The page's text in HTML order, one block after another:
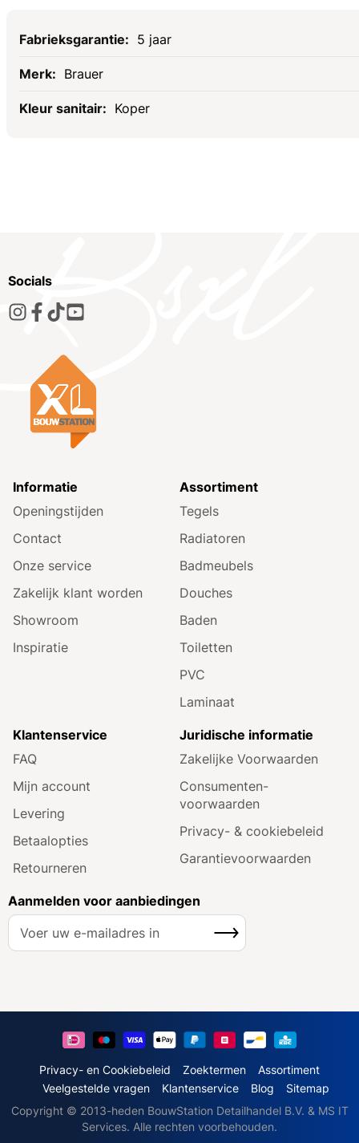
Specificaties
5 jaar
Brauer
Koper
Socials
Informatie
Openingstijden
Contact
Onze service
Zakelijk klant worden
Showroom
Inspiratie
Assortiment
Tegels
Radiatoren
Badmeubels
Douches
Baden
Toiletten
PVC
Laminaat
Klantenservice
FAQ
Mijn account
Levering
Betaalopties
Retourneren
Juridische informatie
Zakelijke Voorwaarden
Consumenten­
voorwaarden
Privacy- & cookiebeleid
Garantie­voorwaarden
Aanmelden voor aanbiedingen
A
e
o
Inschrijven
Privacy- en Cookiebeleid Zoektermen
Assortiment
Veelgestelde vragen
Klantenservice Blog
Sitemap
Copyright © 2013-heden BouwStation Detailhandel B.V. & MS IT
Services. Alle rechten voorbehouden.